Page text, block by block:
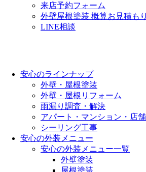
来店予約フォーム
外壁屋根塗装 概算お見積もり
LINE相談
安心のラインナップ
外壁・屋根塗装
外壁・屋根リフォーム
雨漏り調査・解決
アパート・マンション・店
シーリング工事
安心の外装メニュー
安心の外装メニュー一覧
外壁塗装
屋根塗装